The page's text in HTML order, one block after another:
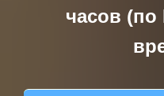
часов